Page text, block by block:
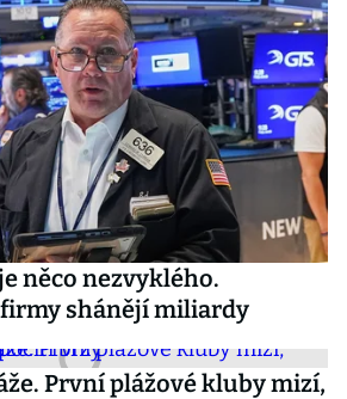
něco nezvyklého.
shánějí miliardy
První plážové kluby mizí,